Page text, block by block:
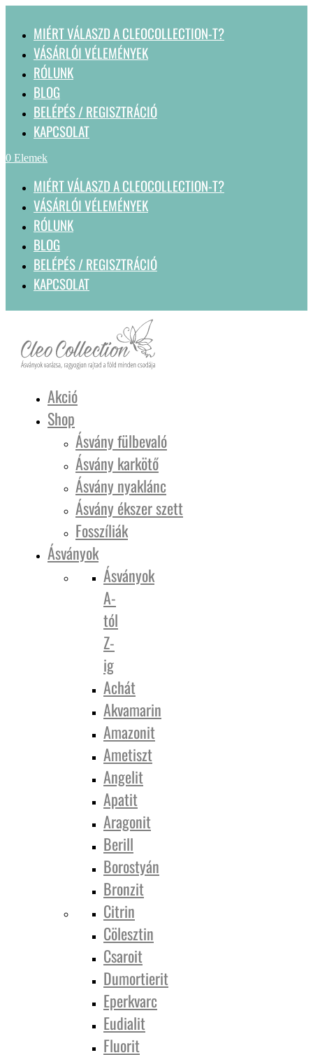
MIÉRT VÁLASZD A CLEOCOLLECTION-T?
VÁSÁRLÓI VÉLEMÉNYEK
RÓLUNK
BLOG
BELÉPÉS / REGISZTRÁCIÓ
KAPCSOLAT
0 Elemek
MIÉRT VÁLASZD A CLEOCOLLECTION-T?
VÁSÁRLÓI VÉLEMÉNYEK
RÓLUNK
BLOG
BELÉPÉS / REGISZTRÁCIÓ
KAPCSOLAT
Akció
Shop
Ásvány fülbevaló
Ásvány karkötő
Ásvány nyaklánc
Ásvány ékszer szett
Fosszíliák
Ásványok
Ásványok
A-
tól
Z-
ig
Achát
Akvamarin
Amazonit
Ametiszt
Angelit
Apatit
Aragonit
Berill
Borostyán
Bronzit
Citrin
Cölesztin
Csaroit
Dumortierit
Eperkvarc
Eudialit
Fluorit